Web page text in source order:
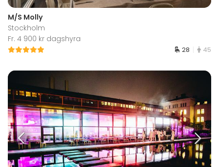
M/S Molly
Stockholm
Fr. 4 900 kr dagshyra
28 45